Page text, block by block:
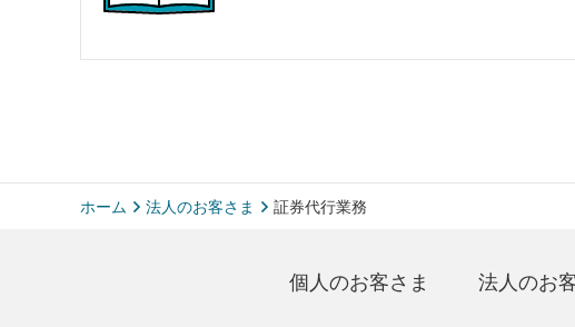
ホーム 法人のお客さま 証券代行業務
個人のお客さま 法人のお